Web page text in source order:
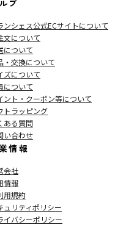
プ
ンシェス公式ECサイトについて
文について
について
・交換について
ズについて
について
ント・クーポン等について
トラッピング
ある質問
い合わせ
情報
会社
情報
用規約
ュリティポリシー
イバシーポリシー